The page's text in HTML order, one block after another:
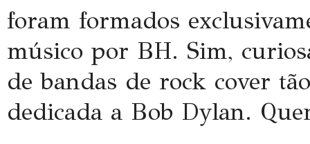
foram formados
músico por BH. Sim,
de bandas de rock cover
dedicada a Bob Dylan.